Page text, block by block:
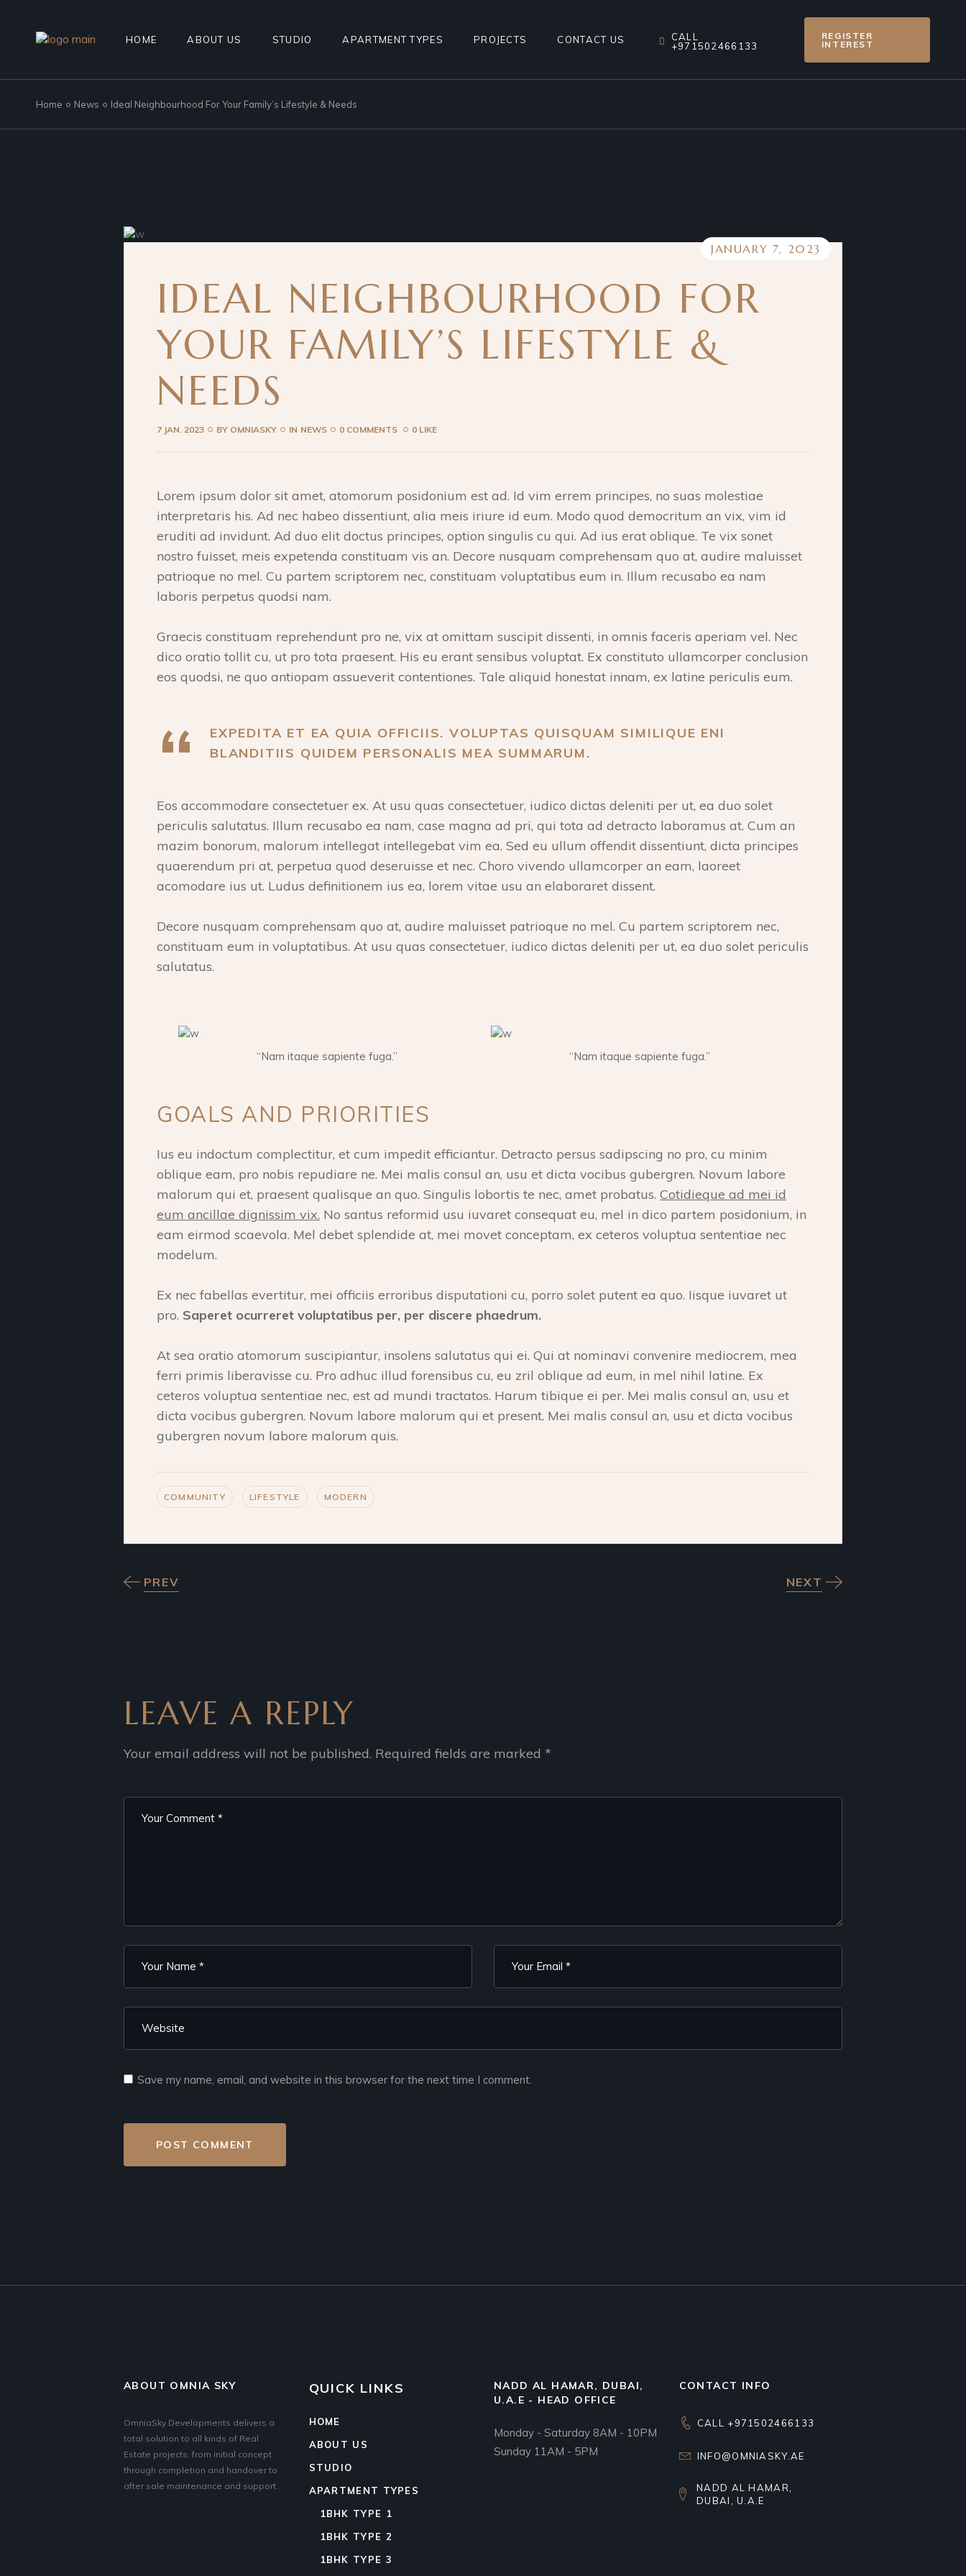
HOME ABOUT US STUDIO APARTMENT TYPES
1BHK TYPE 1
2BHK TYPE2
PROJECTS CONTACT US
CALL
+971502466133
REGISTER
INTEREST
Home News Ideal Neighbourhood For Your Family’s Lifestyle & Needs
JANUARY 7, 2023
IDEAL NEIGHBOURHOOD FOR
YOUR FAMILY’S LIFESTYLE &
NEEDS
7 JAN. 2023 BY OMNIASKY IN NEWS 0 COMMENTS 0 LIKE
Lorem ipsum dolor sit amet, atomorum posidonium est ad. Id vim errem principes, no suas molestiae
interpretaris his. Ad nec habeo dissentiunt, alia meis iriure id eum. Modo quod democritum an vix, vim id
eruditi ad invidunt. Ad duo elit doctus principes, option singulis cu qui. Ad ius erat oblique. Te vix sonet
nostro fuisset, meis expetenda constituam vis an. Decore nusquam comprehensam quo at, audire maluisset
patrioque no mel. Cu partem scriptorem nec, constituam voluptatibus eum in. Illum recusabo ea nam
laboris perpetus quodsi nam.
Graecis constituam reprehendunt pro ne, vix at omittam suscipit dissenti, in omnis faceris aperiam vel. Nec
dico oratio tollit cu, ut pro tota praesent. His eu erant sensibus voluptat. Ex constituto ullamcorper conclusion
eos quodsi, ne quo antiopam assueverit contentiones. Tale aliquid honestat innam, ex latine periculis eum.
EXPEDITA ET EA QUIA OFFICIIS. VOLUPTAS QUISQUAM SIMILIQUE ENI
BLANDITIIS QUIDEM PERSONALIS MEA SUMMARUM.
Eos accommodare consectetuer ex. At usu quas consectetuer, iudico dictas deleniti per ut, ea duo solet
periculis salutatus. Illum recusabo ea nam, case magna ad pri, qui tota ad detracto laboramus at. Cum an
mazim bonorum, malorum intellegat intellegebat vim ea. Sed eu ullum offendit dissentiunt, dicta principes
quaerendum pri at, perpetua quod deseruisse et nec. Choro vivendo ullamcorper an eam, laoreet
acomodare ius ut. Ludus definitionem ius ea, lorem vitae usu an elaboraret dissent.
Decore nusquam comprehensam quo at, audire maluisset patrioque no mel. Cu partem scriptorem nec,
constituam eum in voluptatibus. At usu quas consectetuer, iudico dictas deleniti per ut, ea duo solet periculis
salutatus.
“Nam itaque sapiente fuga.” “Nam itaque sapiente fuga.”
GOALS AND PRIORITIES
Ius eu indoctum complectitur, et cum impedit efficiantur. Detracto persus sadipscing no pro, cu minim
oblique eam, pro nobis repudiare ne. Mei malis consul an, usu et dicta vocibus gubergren. Novum labore
malorum qui et, praesent qualisque an quo. Singulis lobortis te nec, amet probatus. Cotidieque ad mei id
eum ancillae dignissim vix. No santus reformid usu iuvaret consequat eu, mel in dico partem posidonium, in
eam eirmod scaevola. Mel debet splendide at, mei movet conceptam, ex ceteros voluptua sententiae nec
modelum.
Ex nec fabellas evertitur, mei officiis erroribus disputationi cu, porro solet putent ea quo. Iisque iuvaret ut
pro. Saperet ocurreret voluptatibus per, per discere phaedrum.
At sea oratio atomorum suscipiantur, insolens salutatus qui ei. Qui at nominavi convenire mediocrem, mea
ferri primis liberavisse cu. Pro adhuc illud forensibus cu, eu zril oblique ad eum, in mel nihil latine. Ex
ceteros voluptua sententiae nec, est ad mundi tractatos. Harum tibique ei per. Mei malis consul an, usu et
dicta vocibus gubergren. Novum labore malorum qui et present. Mei malis consul an, usu et dicta vocibus
gubergren novum labore malorum quis.
COMMUNITY LIFESTYLE MODERN
PREV NEXT
LEAVE A REPLY
Your email address will not be published. Required fields are marked *
Save my name, email, and website in this browser for the next time I comment.
POST COMMENT
ABOUT OMNIA SKY
OmniaSky Developments delivers a
total solution to all kinds of Real
Estate projects, from initial concept
through completion and handover to
after sale maintenance and support.
QUICK LINKS
HOME
ABOUT US
STUDIO
APARTMENT TYPES
1BHK TYPE 1
1BHK TYPE 2
1BHK TYPE 3
NADD AL HAMAR, DUBAI,
U.A.E - HEAD OFFICE
Monday - Saturday 8AM - 10PM
Sunday 11AM - 5PM
CONTACT INFO
CALL +971502466133
INFO@OMNIASKY.AE
NADD AL HAMAR,
DUBAI, U.A.E